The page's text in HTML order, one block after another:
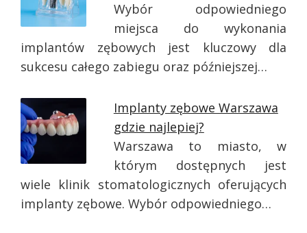
Wybór odpowiedniego
miejsca do wykonania
implantów zębowych jest kluczowy dla
sukcesu całego zabiegu oraz późniejszej…
Implanty zębowe Warszawa
gdzie najlepiej?
Warszawa to miasto, w
którym dostępnych jest
wiele klinik stomatologicznych oferujących
implanty zębowe. Wybór odpowiedniego…